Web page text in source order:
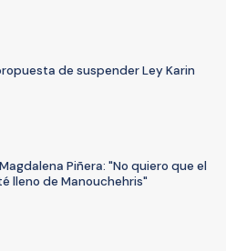
de suspender Ley Karin
Piñera: "No quiero que el
lleno de Manouchehris"